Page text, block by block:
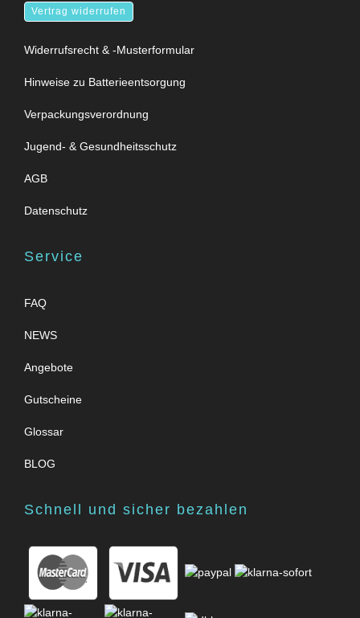
Vertrag widerrufen
Widerrufsrecht & -Musterformular
Hinweise zu Batterieentsorgung
Verpackungsverordnung
Jugend- & Gesundheitsschutz
AGB
Datenschutz
Service
FAQ
NEWS
Angebote
Gutscheine
Glossar
BLOG
Schnell und sicher bezahlen